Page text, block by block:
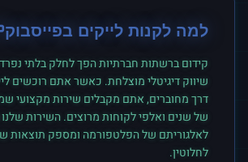
למה לקנות לייקים בפייסבוק
קידום ברשתות חברתיות הפך לחלק בלתי
שיווק דיגיטלי מוצלחת. כאשר אתם רוכשים
דרך מחוברים, אתם מקבלים שירות מקצועי
של שנים ואלפי לקוחות מרוצים. השירות
לאלגוריתם של הפלטפורמה ומספק תוצאות
לחלוטין.